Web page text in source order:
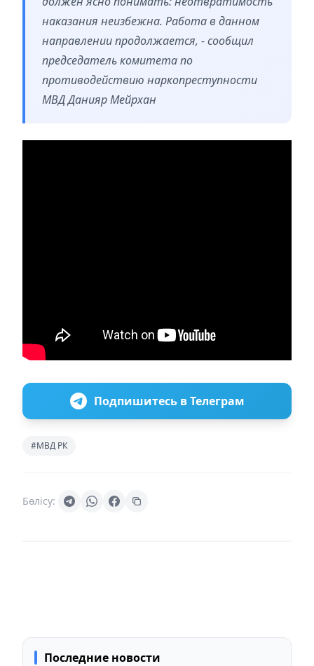
наказания неизбежна. Работа в данном
направлении продолжается, - сообщил
председатель комитета по
противодействию наркопреступности
МВД Данияр Мейрхан
Подпишитесь в Телеграм
#МВД РК
Бөлісу:
Последние новости